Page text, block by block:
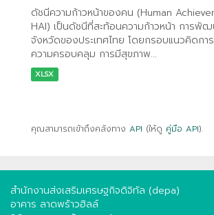
ดัชนีความก้าวหน้าของคน (Human
HAI) เป็นดัชนีที่สะท้อนความก้าวหน้า การพัฒ
จังหวัดของประเทศไทย โดยกรอบแนวคิดก
ความครอบคลุม การมีสุขภาพ...
XLSX
คุณสามารถเข้าถึงคลังทาง API (ให้ดู คู่มือ API).
สำนักงานส่งเสริมเศรษฐกิจดิจิทัล (depa)
อาคาร ลาดพร้าวฮิลล์